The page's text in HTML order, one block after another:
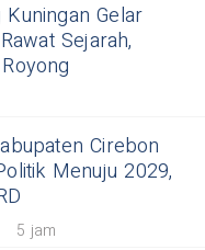
Gelar
Sejarah,
Cirebon
Menuju 2029,
5 jam